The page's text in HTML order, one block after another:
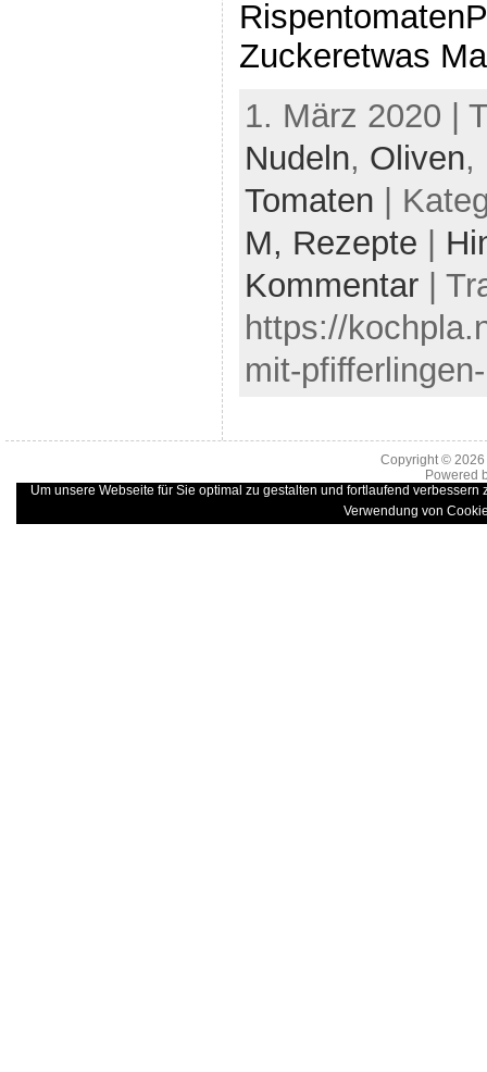
Zuckeretwas
1. März 2020 |
Nudeln, Oliven,
Tomaten |
M, Rezepte
Kommentar|
https://
mit-
Copyright ©
Powered
Um unsere Webseite für Sie optimal zu gestalten und fortlaufend
Verwendung von